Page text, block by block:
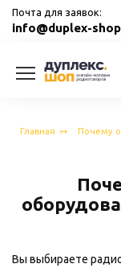
Перейти
Почта для заявок:
info@duplex-
Главная
Почему
Вы выбираете